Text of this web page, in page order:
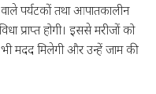
पर्यटकों तथा आपातकालीन
प्राप्त होगी। इससे मरीजों को
मदद मिलेगी और उन्हें जाम की